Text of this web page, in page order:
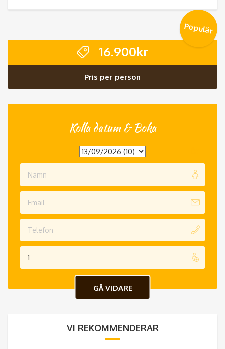
16.900kr
Pris per person
Populär
Kolla datum & Boka
VI REKOMMENDERAR